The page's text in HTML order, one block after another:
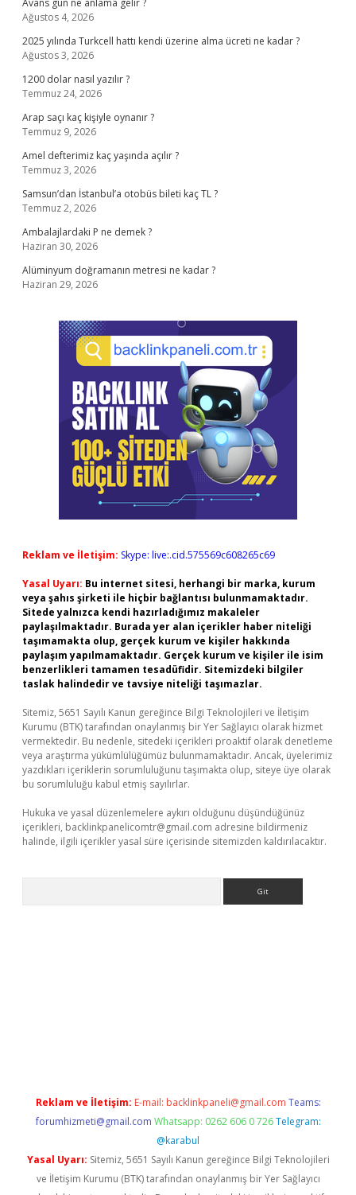
Avans gün ne anlama gelir ?
Ağustos 4, 2026
2025 yılında Turkcell hattı kendi üzerine alma ücreti ne kadar ?
Ağustos 3, 2026
1200 dolar nasıl yazılır ?
Temmuz 24, 2026
Arap saçı kaç kişiyle oynanır ?
Temmuz 9, 2026
Amel defterimiz kaç yaşında açılır ?
Temmuz 3, 2026
Samsun’dan İstanbul’a otobüs bileti kaç TL ?
Temmuz 2, 2026
Ambalajlardaki P ne demek ?
Haziran 30, 2026
Alüminyum doğramanın metresi ne kadar ?
Haziran 29, 2026
Reklam ve İletişim: Skype: live:.cid.575569c608265c69
Yasal Uyarı: Bu internet sitesi, herhangi bir marka, kurum
veya şahıs şirketi ile hiçbir bağlantısı bulunmamaktadır.
Sitede yalnızca kendi hazırladığımız makaleler
paylaşılmaktadır. Burada yer alan içerikler haber niteliği
taşımamakta olup, gerçek kurum ve kişiler hakkında
paylaşım yapılmamaktadır. Gerçek kurum ve kişiler ile isim
benzerlikleri tamamen tesadüfidir. Sitemizdeki bilgiler
taslak halindedir ve tavsiye niteliği taşımazlar.
Sitemiz, 5651 Sayılı Kanun gereğince Bilgi Teknolojileri ve İletişim
Kurumu (BTK) tarafından onaylanmış bir Yer Sağlayıcı olarak hizmet
vermektedir. Bu nedenle, sitedeki içerikleri proaktif olarak denetleme
veya araştırma yükümlülüğümüz bulunmamaktadır. Ancak, üyelerimiz
yazdıkları içeriklerin sorumluluğunu taşımakta olup, siteye üye olarak
bu sorumluluğu kabul etmiş sayılırlar.
Hukuka ve yasal düzenlemelere aykırı olduğunu düşündüğünüz
içerikleri, backlinkpanelicomtr@gmail.com adresine bildirmeniz
halinde, ilgili içerikler yasal süre içerisinde sitemizden kaldırılacaktır.
Reklam ve İletişim: E-mail: backlinkpaneli@gmail.com Teams:
forumhizmeti@gmail.com Whatsapp: 0262 606 0 726 Telegram:
@karabul
Yasal Uyarı: Sitemiz, 5651 Sayılı Kanun gereğince Bilgi Teknolojileri
ve İletişim Kurumu (BTK) tarafından onaylanmış bir Yer Sağlayıcı